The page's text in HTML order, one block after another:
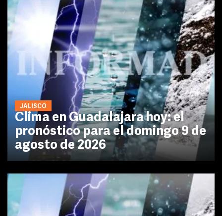
JALISCO
Clima en Guadalajara hoy: el
pronóstico para el domingo 9 de
agosto de 2026